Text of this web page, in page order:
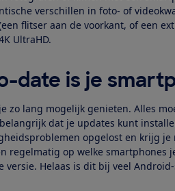
verschillen in foto- of
flitser aan de voorkant, of een
UltraHD.
date is je
zo lang mogelijk genieten. Alles
dat je updates kunt
opgelost en krijg je
regelmatig op welke smartphones
versie. Helaas is dit bij veel